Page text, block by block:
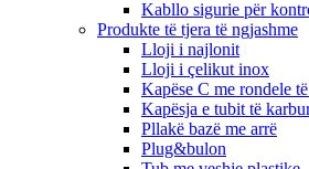
Kabllo sigurie për
Produkte të tjera të ngjashme
Lloji i najlonit
Lloji i çelikut inox
Kapëse C me rondele
Kapësja e tubit të
Pllakë bazë me arrë
Plug&bulon